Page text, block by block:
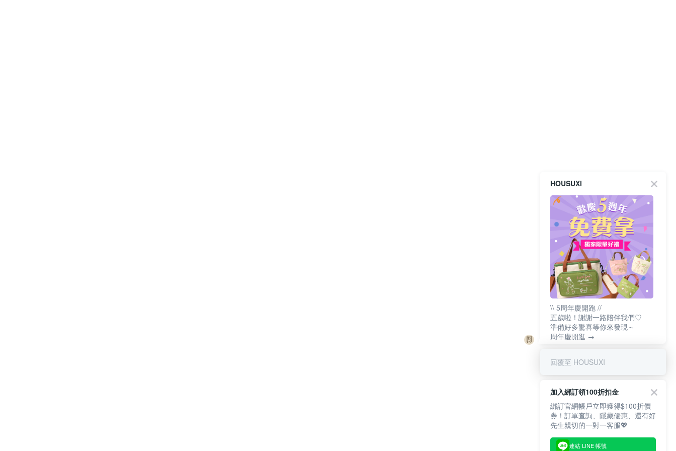
HOUSUXI
\\ 5周年慶開跑 //
五歲啦！謝謝一路陪伴我們♡
準備好多驚喜等你來發現～
周年慶開逛 →
回覆至 HOUSUXI
加入綁訂領100折扣金
綁訂官網帳戶立即獲得$100折價
券！訂單查詢、隱藏優惠、還有好
先生親切的一對一客服💖
連結 LINE 帳號